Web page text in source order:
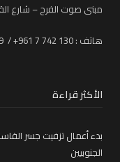
مبنى صوت الفرح – شارع
هاتف : 130 742 7 961+ / 139 742 7 961+ لبنان
الأكثر قراءة
بدء أعمال تزفيت جسر
الجنوبيين